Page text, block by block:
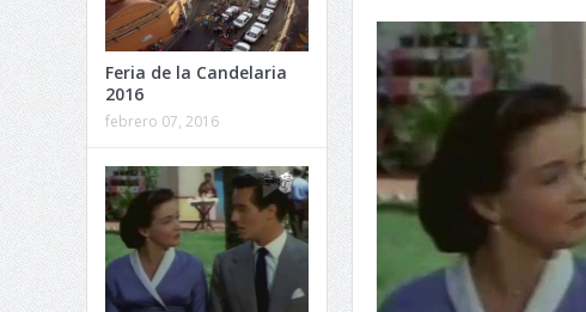
Feria de la Candelaria
2016
febrero 07, 2016